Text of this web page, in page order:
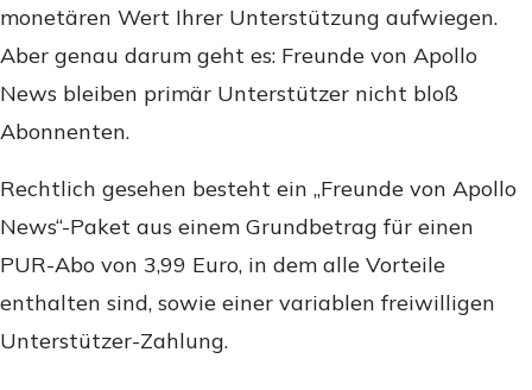
monetären Wert Ihrer Unterstützung aufwiegen.
Aber genau darum geht es: Freunde von Apollo
News bleiben primär Unterstützer nicht bloß
Abonnenten.
Rechtlich gesehen besteht ein „Freunde von Apollo
News“-Paket aus einem Grundbetrag für einen
PUR-Abo von 3,99 Euro, in dem alle Vorteile
enthalten sind, sowie einer variablen freiwilligen
Unterstützer-Zahlung.